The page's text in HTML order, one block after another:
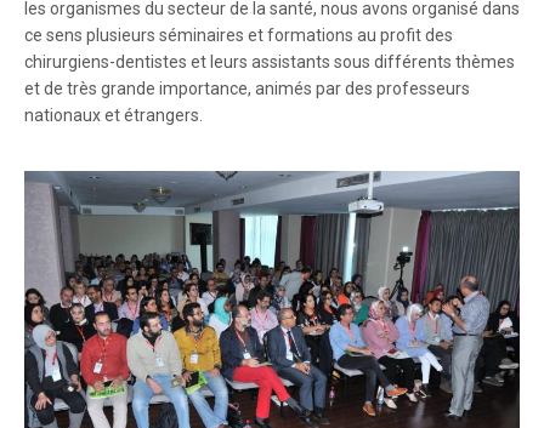
les organismes du secteur de la santé, nous avons organisé dans
ce sens plusieurs séminaires et formations au profit des
chirurgiens-dentistes et leurs assistants sous différents thèmes
et de très grande importance, animés par des professeurs
nationaux et étrangers.